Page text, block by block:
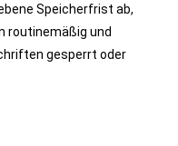
Speicherfrist ab,
routinemäßig und
gesperrt oder